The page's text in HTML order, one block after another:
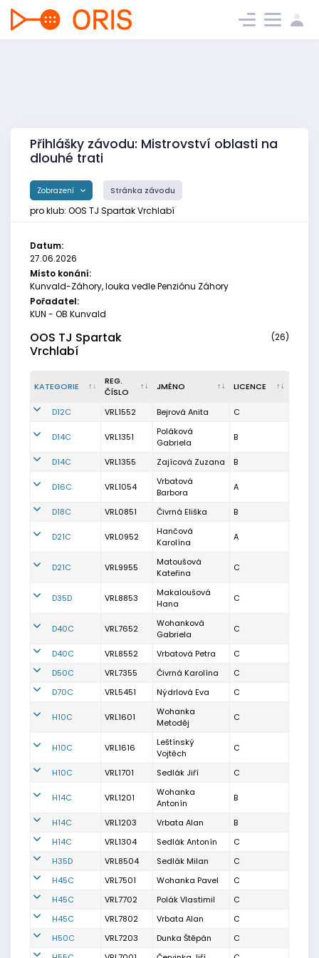
Přihlášky závodu: Mistrovství oblasti na
dlouhé trati
Zobrazení Stránka závodu
pro klub: OOS TJ Spartak Vrchlabí
Datum:
27.06.2026
Místo konání:
Kunvald-Záhory, louka vedle Penziónu Záhory
Pořadatel:
KUN - OB Kunvald
OOS TJ Spartak
Vrchlabí
(26)
KATEGORIE
REG.
ČÍSLO
JMÉNO LICENCE
D12C VRL1552 Bejrová Anita C
D14C VRL1351
Poláková
Gabriela
B
D14C VRL1355 Zajícová Zuzana B
D16C VRL1054
Vrbatová
Barbora
A
D18C VRL0851 Čivrná Eliška B
D21C VRL0952
Hančová
Karolína
A
D21C VRL9955
Matoušová
Kateřina
C
D35D VRL8853
Makaloušová
Hana
C
D40C VRL7652
Wohanková
Gabriela
C
D40C VRL8552 Vrbatová Petra
C
D50C
VRL7355 Čivrná Karolína
C
D70C
VRL5451 Nýdrlová Eva C
H10C VRL1601
Wohanka
Metoděj
C
H10C VRL1616
Leštínský
Vojtěch
C
H10C VRL1701 Sedlák Jiří C
H14C VRL1201
Wohanka
Antonín
B
H14C VRL1203 Vrbata Alan
B
H14C
VRL1304 Sedlák Antonín
C
H35D
VRL8504 Sedlák Milan
C
H45C
VRL7501 Wohanka Pavel
C
H45C
VRL7702 Polák Vlastimil
C
H45C
VRL7802 Vrbata Alan
C
H50C
VRL7203 Dunka Štěpán
C